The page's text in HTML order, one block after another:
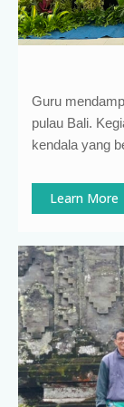
Guru
pulau Bali.
kendala yang
Learn More